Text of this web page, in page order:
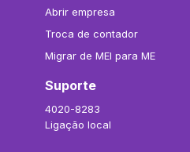
Abrir empresa
Troca de contador
Migrar de MEI para ME
Suporte
4020-8283
Ligação local